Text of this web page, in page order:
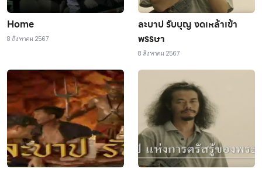
Home
8 สิงหาคม 2567
ละบาป รับบุญ งดเหล้าเข้า
พรรษา
8 สิงหาคม 2567